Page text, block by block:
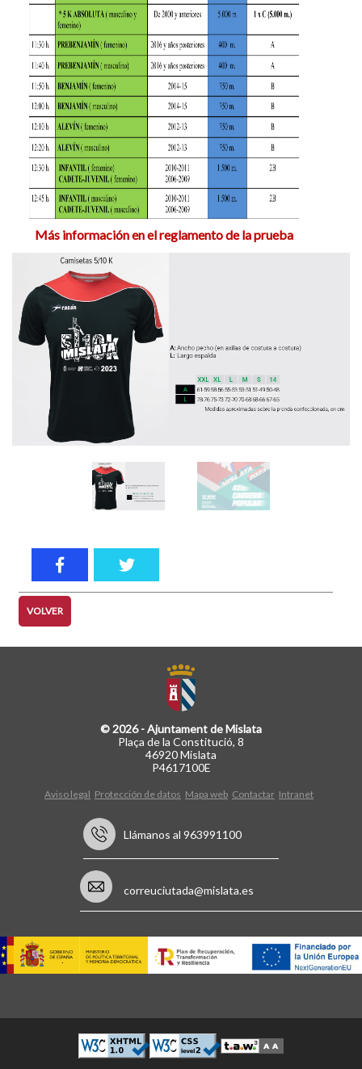
Más información en el reglamento de la prueba
VOLVER
© 2026 - Ajuntament de Mislata
Plaça de la Constitució, 8
46920 Mislata
P4617100E
Aviso legal Protección de datos Mapa web Contactar Intranet
Llámanos al 963991100
correuciutada@mislata.es